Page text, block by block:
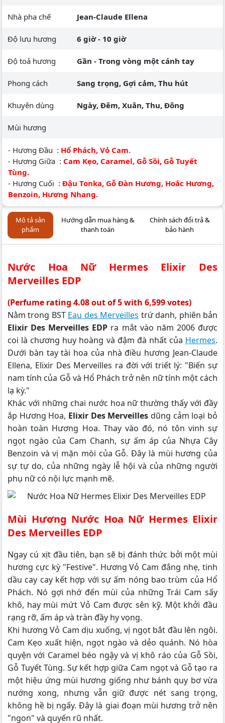
Mô tả sản
phẩm
Hướng dẫn mua hàng &
thanh toán
Chính sách đổi trả &
bảo hành
Nước Hoa Nữ Hermes Elixir Des
Merveilles EDP
(Perfume rating 4.08 out of 5 with 6,599 votes)
Nằm trong BST Eau des Merveilles trứ danh, phiên bản
Elixir Des Merveilles EDP ra mắt vào năm 2006 được
coi là chương huy hoàng và đậm đà nhất của Hermes.
Dưới bàn tay tài hoa của nhà điều hương Jean-Claude
Ellena, Elixir Des Merveilles ra đời với triết lý: "Biến sự
nam tính của Gỗ và Hổ Phách trở nên nữ tính một cách
lạ kỳ."
Khác với những chai nước hoa nữ thường thấy với đầy
ắp Hương Hoa, Elixir Des Merveilles dũng cảm loại bỏ
hoàn toàn Hương Hoa. Thay vào đó, nó tôn vinh sự
ngọt ngào của Cam Chanh, sự ấm áp của Nhựa Cây
Benzoin và vị mặn mòi của Gỗ. Đây là mùi hương của
sự tự do, của những ngày lễ hội và của những người
phụ nữ có nội lực mạnh mẽ.
Mùi Hương Nước Hoa Nữ Hermes Elixir
Des Merveilles EDP
Ngay cú xịt đầu tiên, bạn sẽ bị đánh thức bởi một mùi
hương cực kỳ "Festive". Hương Vỏ Cam đắng nhẹ, tinh
dầu cay cay kết hợp với sự ấm nóng bao trùm của Hổ
Phách. Nó gợi nhớ đến mùi của những Trái Cam sấy
khô, hay mùi mứt Vỏ Cam được sên kỹ. Một khởi đầu
rạng rỡ, ấm áp và tràn đầy hy vọng.
Khi hương Vỏ Cam dịu xuống, vị ngọt bắt đầu lên ngôi.
Cam Kẹo xuất hiện, ngọt ngào và dẻo quánh. Nó hòa
quyện với Caramel béo ngậy và vị khô ráo của Gỗ Sồi,
Gỗ Tuyết Tùng. Sự kết hợp giữa Cam ngọt và Gỗ tạo ra
một hiệu ứng mùi hương giống như bánh quy bơ vừa
nướng xong, nhưng vẫn giữ được nét sang trọng,
không hề bị ngấy. Đây là giai đoạn mùi hương trở nên
"ngon" và quyến rũ nhất.
Nhà pha chế Jean-Claude Ellena
Độ lưu hương 6 giờ - 10 giờ
Độ toả hương Gần - Trong vòng một cánh tay
Phong cách Sang trọng, Gợi cảm, Thu hút
Khuyên dùng Ngày, Đêm, Xuân, Thu, Đông
Mùi hương
- Hương Đầu : Hổ Phách, Vỏ Cam.
- Hương Giữa : Cam Kẹo, Caramel, Gỗ Sồi, Gỗ Tuyết
Tùng.
- Hương Cuối : Đậu Tonka, Gỗ Đàn Hương, Hoắc Hương,
Benzoin, Hương Nhang.